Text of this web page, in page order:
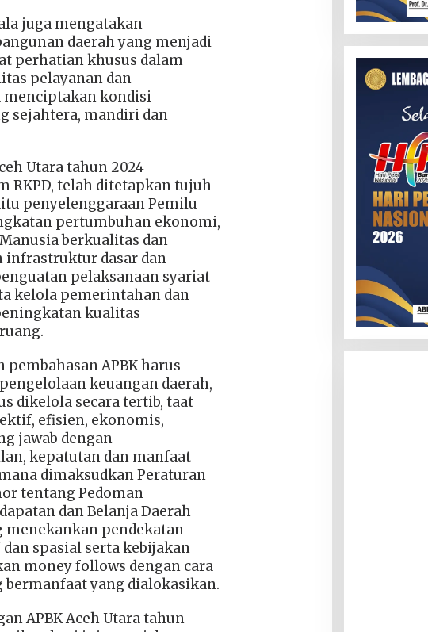
juga mengatakan
daerah yang menjadi
perhatian khusus dalam
pelayanan dan
menciptakan kondisi
sejahtera, mandiri dan
Utara tahun 2024
RKPD, telah ditetapkan tujuh
penyelenggaraan Pemilu
pertumbuhan ekonomi,
berkualitas dan
infrastruktur dasar dan
pelaksanaan syariat
kelola pemerintahan dan
kualitas
APBK harus
keuangan daerah,
dikelola secara tertib, taat
efisien, ekonomis,
jawab dengan
kepatutan dan manfaat
dimaksudkan Peraturan
tentang Pedoman
dan Belanja Daerah
menekankan pendekatan
spasial serta kebijakan
money follows dengan cara
yang dialokasikan.
APBK Aceh Utara tahun